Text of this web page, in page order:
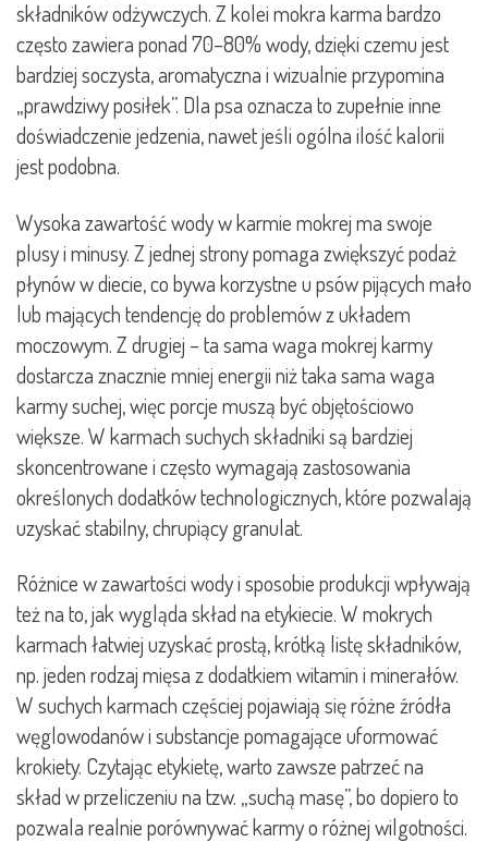
składników odżywczych. Z kolei mokra karma bardzo
często zawiera ponad 70–80% wody, dzięki czemu jest
bardziej soczysta, aromatyczna i wizualnie przypomina
„prawdziwy posiłek”. Dla psa oznacza to zupełnie inne
doświadczenie jedzenia, nawet jeśli ogólna ilość kalorii
jest podobna.
Wysoka zawartość wody w karmie mokrej ma swoje
plusy i minusy. Z jednej strony pomaga zwiększyć podaż
płynów w diecie, co bywa korzystne u psów pijących mało
lub mających tendencję do problemów z układem
moczowym. Z drugiej – ta sama waga mokrej karmy
dostarcza znacznie mniej energii niż taka sama waga
karmy suchej, więc porcje muszą być objętościowo
większe. W karmach suchych składniki są bardziej
skoncentrowane i często wymagają zastosowania
określonych dodatków technologicznych, które pozwalają
uzyskać stabilny, chrupiący granulat.
Różnice w zawartości wody i sposobie produkcji wpływają
też na to, jak wygląda skład na etykiecie. W mokrych
karmach łatwiej uzyskać prostą, krótką listę składników,
np. jeden rodzaj mięsa z dodatkiem witamin i minerałów.
W suchych karmach częściej pojawiają się różne źródła
węglowodanów i substancje pomagające uformować
krokiety. Czytając etykietę, warto zawsze patrzeć na
skład w przeliczeniu na tzw. „suchą masę”, bo dopiero to
pozwala realnie porównywać karmy o różnej wilgotności.